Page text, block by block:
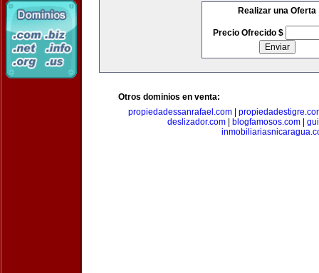
Realizar una Oferta
Precio Ofrecido $
Otros dominios en venta:
propiedadessanrafael.com
deslizador.com| blogfamosos.com|